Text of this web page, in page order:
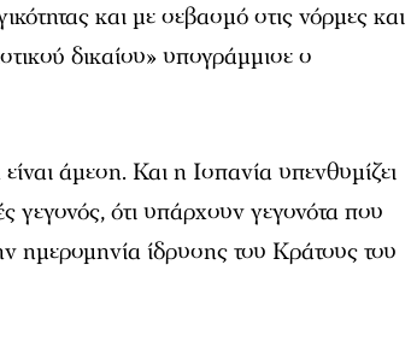
και με σεβασμό στις νόρμες και
δικαίου» υπογράμμισε ο
άμεση. Και η Ισπανία υπενθυμίζει
γεγονός, ότι υπάρχουν γεγονότα που
ημερομηνία ίδρυσης του Κράτους του